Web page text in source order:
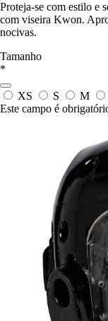
Proteja-se com estilo e
com viseira Kwon.
nocivas.
Tamanho
*
XS S M
Este campo é